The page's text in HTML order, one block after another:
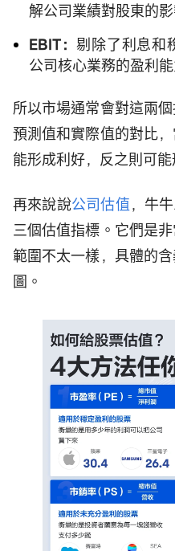
解公司業績對股東的影
EBIT：剔除了利息和
公司核心業務的盈利能
所以市場通常會對這兩
預測值和實際值的對比
能形成利好，反之則可能
再來說說公司估值，牛
三個估值指標。它們是
範圍不太一樣，具體的
圖。